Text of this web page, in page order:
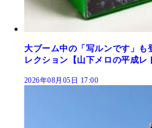
大ブーム中の「写ルンです」
レクション【山下メロの平成レ
2026年08月05日 17:00